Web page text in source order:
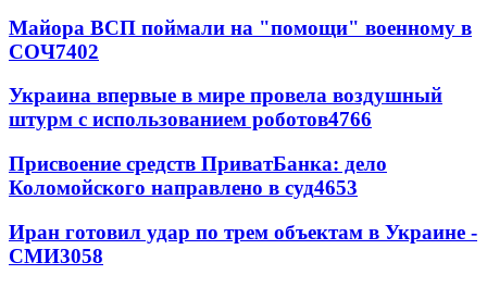
Майора ВСП поймали на "помощи" военному в
СОЧ7402
Украина впервые в мире провела воздушный
штурм с использованием роботов4766
Присвоение средств ПриватБанка: дело
Коломойского направлено в суд4653
Иран готовил удар по трем объектам в Украине -
СМИ3058